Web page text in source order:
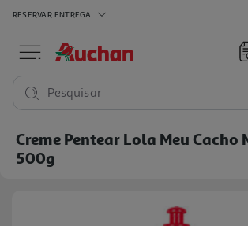
RESERVAR ENTREGA
Pesquisar
Creme Pentear Lola Meu Cacho
500g